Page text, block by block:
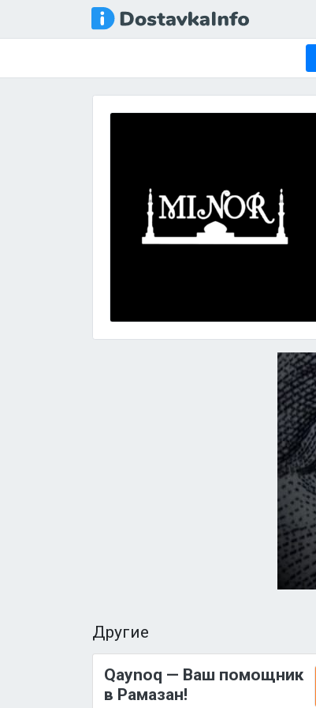
Другие
Qaynoq — Ваш помощник
в Рамазан!